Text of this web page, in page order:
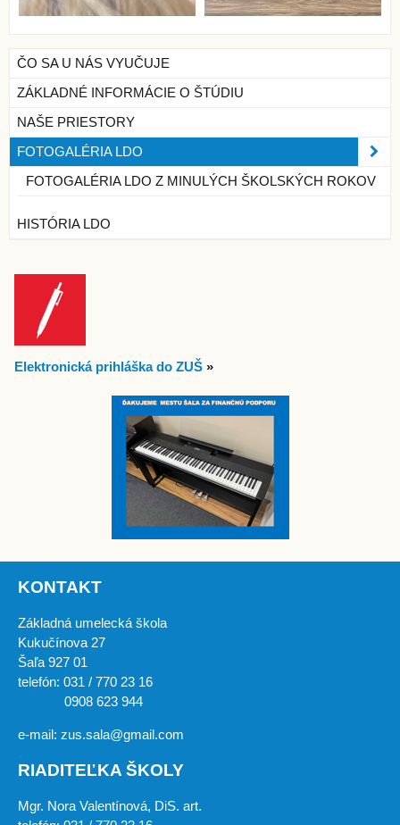
ČO SA U NÁS VYUČUJE
ZÁKLADNÉ INFORMÁCIE O ŠTÚDIU
NAŠE PRIESTORY
FOTOGALÉRIA LDO
FOTOGALÉRIA LDO Z MINULÝCH ŠKOLSKÝCH ROKOV
HISTÓRIA LDO
Elektronická prihláška do ZUŠ »
KONTAKT
Základná umelecká škola
Kukučínova 27
Šaľa 927 01
telefón: 031 / 770 23 16
0908 623 944
e-mail: zus.sala@gmail.com
RIADITEĽKA ŠKOLY
Mgr. Nora Valentínová, DiS. art.